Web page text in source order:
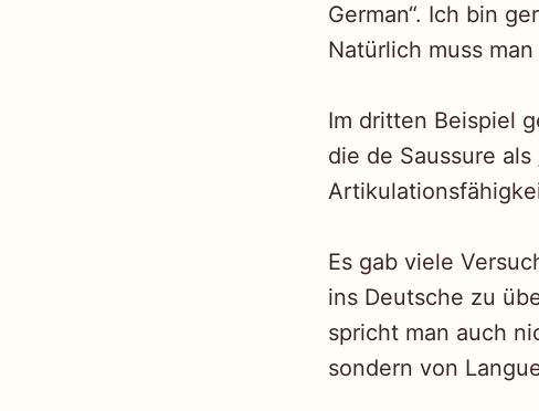
German“. Ich bin
Natürlich muss
Im dritten Beispiel
die de Saussure
Es gab viele
ins Deutsche zu
spricht man auch
sondern von